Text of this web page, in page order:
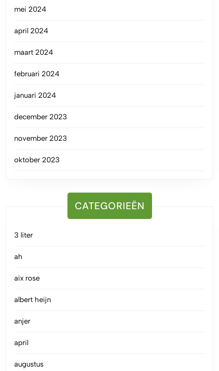
mei 2024
april 2024
maart 2024
februari 2024
januari 2024
december 2023
november 2023
oktober 2023
CATEGORIEËN
3 liter
ah
aix rose
albert heijn
anjer
april
augustus